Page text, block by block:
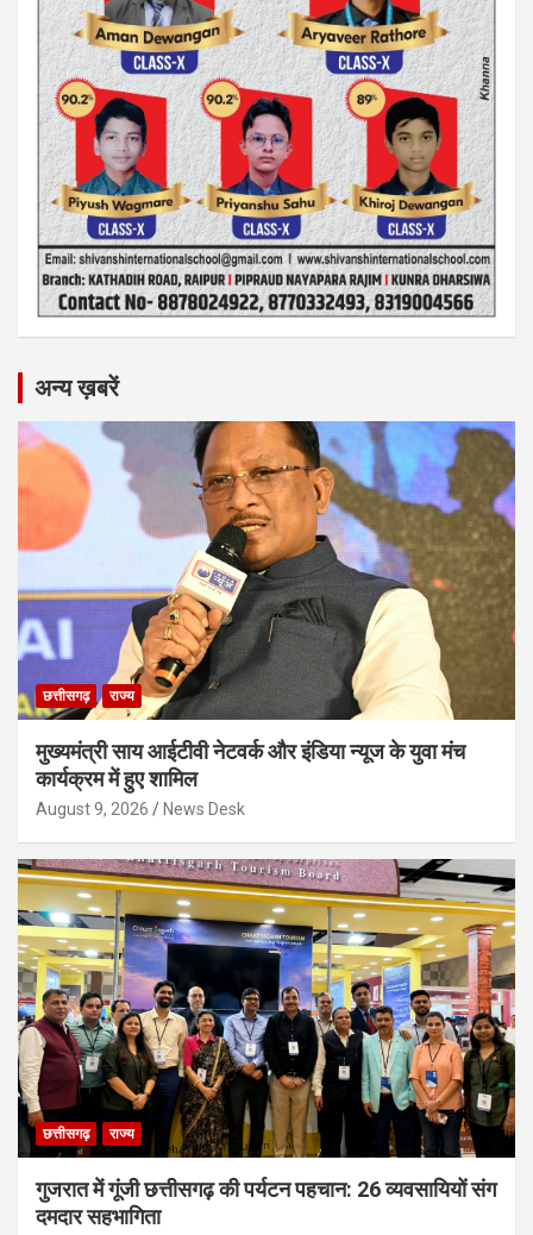
अन्य ख़बरें
छत्तीसगढ़ राज्य
मुख्यमंत्री साय आईटीवी नेटवर्क और इंडिया न्यूज के युवा मंच
कार्यक्रम में हुए शामिल
August 9, 2026 News Desk
छत्तीसगढ़ राज्य
गुजरात में गूंजी छत्तीसगढ़ की पर्यटन पहचान: 26 व्यवसायियों संग
दमदार सहभागिता